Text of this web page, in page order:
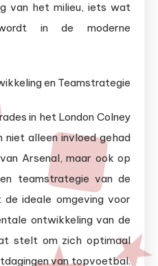
van het milieu, iets wat
in de moderne
en Teamstrategie
in het London Colney
niet alleen invloed gehad
Arsenal, maar ook op
teamstrategie van de
ideale omgeving voor
ontwikkeling van de
stelt om zich optimaal
van topvoetbal.